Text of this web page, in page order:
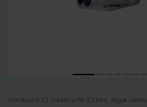
Windwerk 1:3, trekkracht 3,5 Nm, asgat